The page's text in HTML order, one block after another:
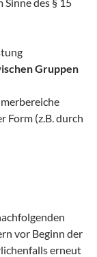
Gruppen
Form (z.B. durch
vor Beginn der
erneut